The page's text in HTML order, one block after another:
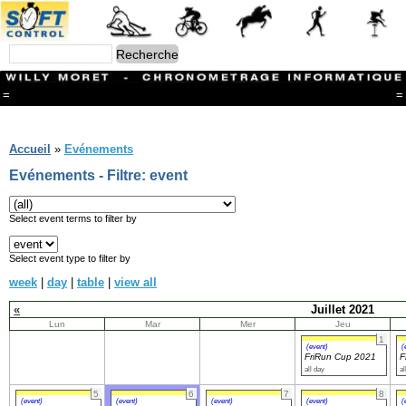
= =
Branches
CONTACT
Ski ALPIN
Triathlon
Ski Nordique
Courses à pieds
Athlétisme
Slalom In-Line
Caisse à savon
Coupe "Journal La Gruyère"
Accueil » Evénements
Evénements - Filtre: event
Select event terms to filter by
Select event type to filter by
week | day | table | view all
«
Juillet 2021
Lun Mar Mer
Jeu
1
(event)
FriRun Cup 2021
all day
5
(event)
6
(event)
7
(event)
8
(event)